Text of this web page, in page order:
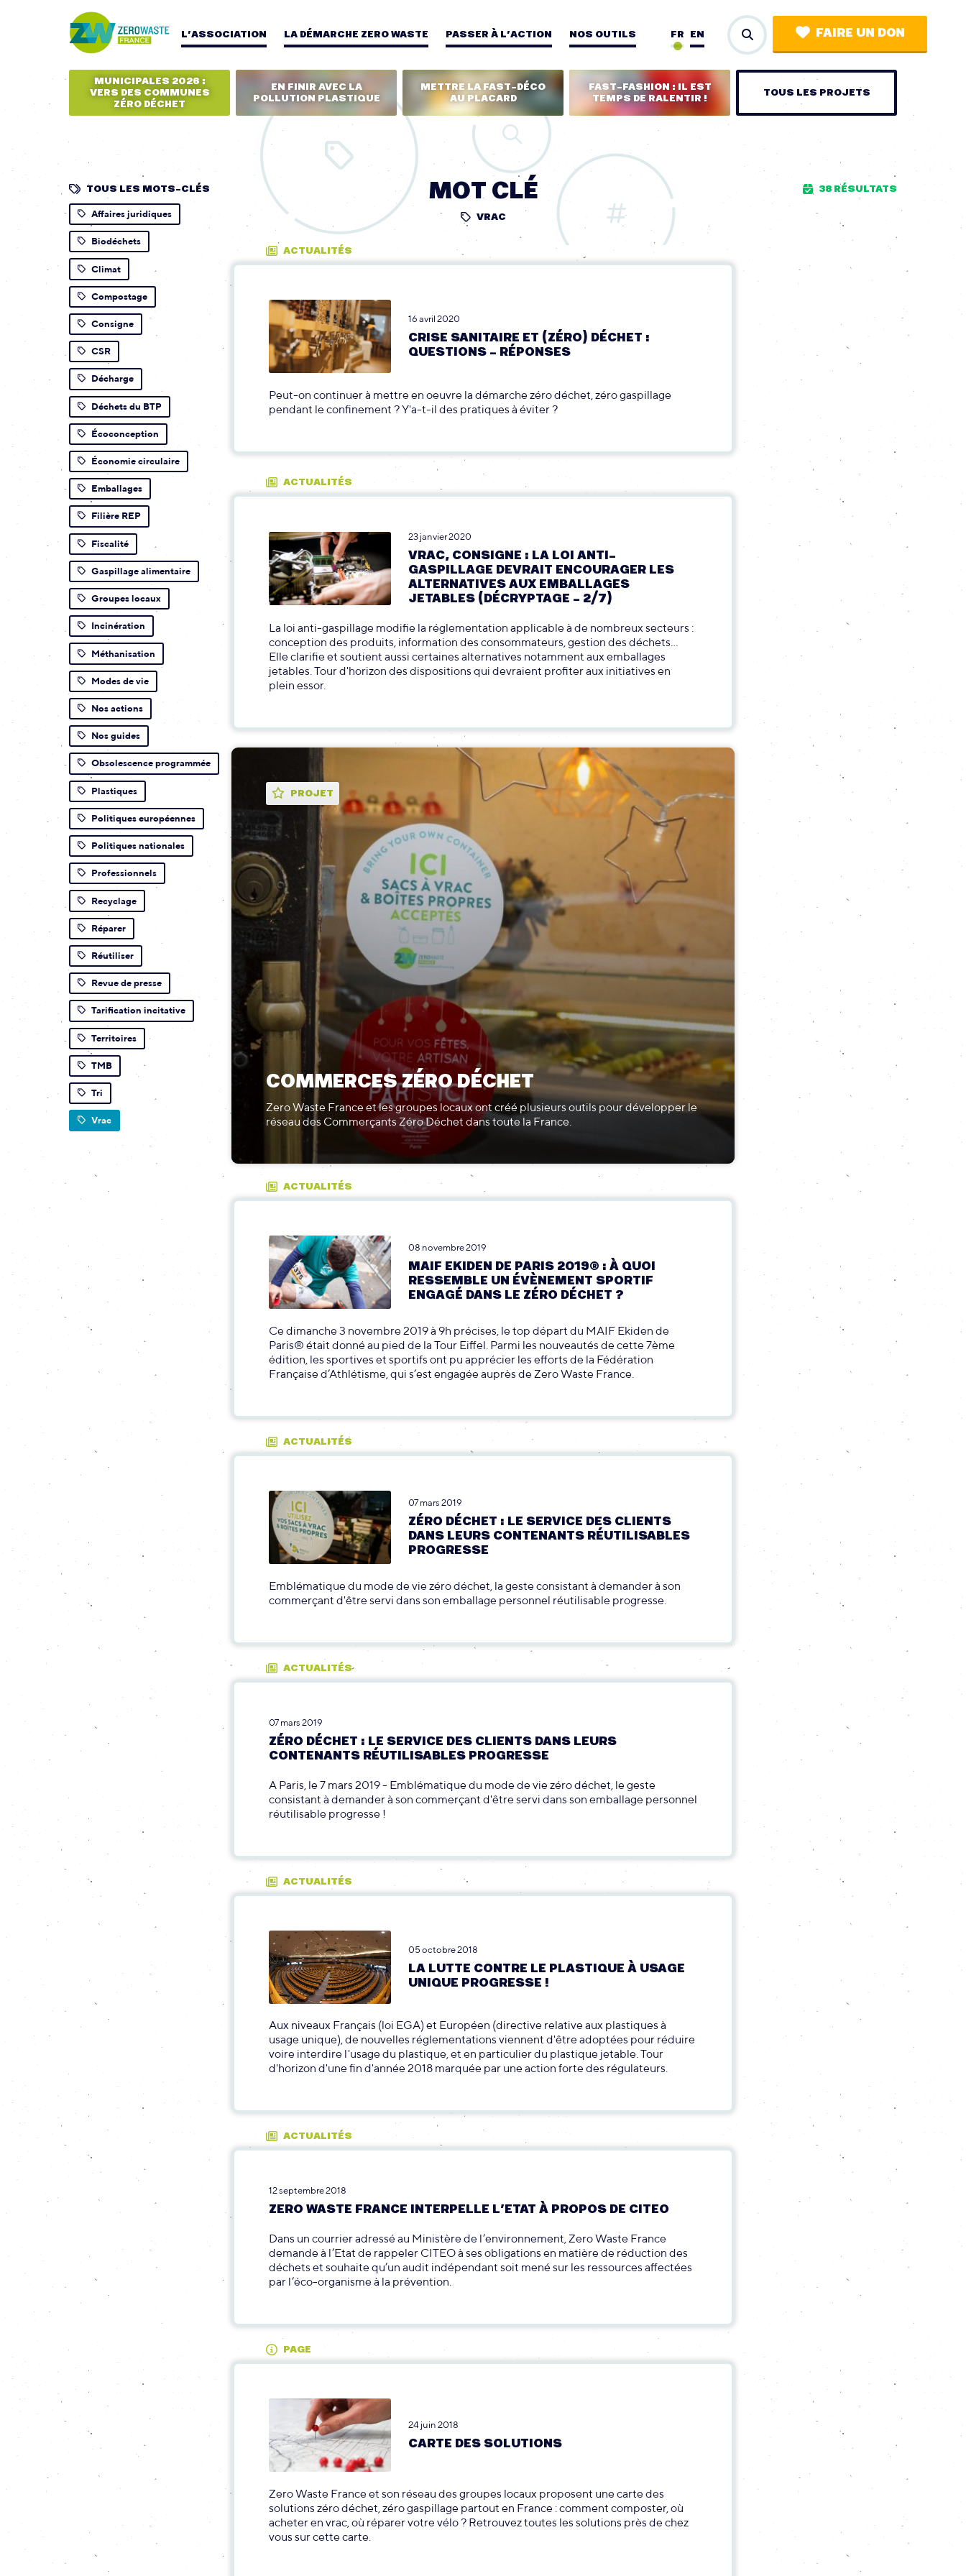
L’ASSOCIATION LA DÉMARCHE ZERO WASTE PASSER À L’ACTION NOS OUTILS EN
FR FAIRE UN DON
MUNICIPALES 2026 :
VERS DES COMMUNES
ZÉRO DÉCHET
EN FINIR AVEC LA
POLLUTION PLASTIQUE
METTRE LA FAST-DÉCO
AU PLACARD
FAST-FASHION : IL EST
TEMPS DE RALENTIR !
TOUS LES PROJETS
TOUS LES MOTS-CLÉS
Affaires juridiques
Biodéchets
Climat
Compostage
Consigne
CSR
Décharge
Déchets du BTP
Écoconception
Économie circulaire
Emballages
Filière REP
Fiscalité
Gaspillage alimentaire
Groupes locaux
Incinération
Méthanisation
Modes de vie
Nos actions
Nos guides
Obsolescence programmée
Plastiques
Politiques européennes
Politiques nationales
Professionnels
Recyclage
Réparer
Réutiliser
Revue de presse
Tarification incitative
Territoires
TMB
Tri
Vrac
MOT CLÉ
VRAC
ACTUALITÉS
16 avril 2020
CRISE SANITAIRE ET (ZÉRO) DÉCHET :
QUESTIONS – RÉPONSES
Peut-on continuer à mettre en oeuvre la démarche zéro déchet, zéro gaspillage
pendant le confinement ? Y'a-t-il des pratiques à éviter ?
ACTUALITÉS
23 janvier 2020
VRAC, CONSIGNE : LA LOI ANTI-
GASPILLAGE DEVRAIT ENCOURAGER LES
ALTERNATIVES AUX EMBALLAGES
JETABLES (DÉCRYPTAGE – 2/7)
La loi anti-gaspillage modifie la réglementation applicable à de nombreux secteurs :
conception des produits, information des consommateurs, gestion des déchets...
Elle clarifie et soutient aussi certaines alternatives notamment aux emballages
jetables. Tour d'horizon des dispositions qui devraient profiter aux initiatives en
plein essor.
PROJET
COMMERCES ZÉRO DÉCHET
Zero Waste France et les groupes locaux ont créé plusieurs outils pour développer le
réseau des Commerçants Zéro Déchet dans toute la France.
ACTUALITÉS
08 novembre 2019
MAIF EKIDEN DE PARIS 2019® : À QUOI
RESSEMBLE UN ÉVÈNEMENT SPORTIF
ENGAGÉ DANS LE ZÉRO DÉCHET ?
Ce dimanche 3 novembre 2019 à 9h précises, le top départ du MAIF Ekiden de
Paris® était donné au pied de la Tour Eiffel. Parmi les nouveautés de cette 7ème
édition, les sportives et sportifs ont pu apprécier les efforts de la Fédération
Française d’Athlétisme, qui s’est engagée auprès de Zero Waste France.
ACTUALITÉS
07 mars 2019
ZÉRO DÉCHET : LE SERVICE DES CLIENTS
DANS LEURS CONTENANTS RÉUTILISABLES
PROGRESSE
Emblématique du mode de vie zéro déchet, la geste consistant à demander à son
commerçant d'être servi dans son emballage personnel réutilisable progresse.
ACTUALITÉS
07 mars 2019
ZÉRO DÉCHET : LE SERVICE DES CLIENTS DANS LEURS
CONTENANTS RÉUTILISABLES PROGRESSE
A Paris, le 7 mars 2019 - Emblématique du mode de vie zéro déchet, le geste
consistant à demander à son commerçant d'être servi dans son emballage personnel
réutilisable progresse !
ACTUALITÉS
05 octobre 2018
LA LUTTE CONTRE LE PLASTIQUE À USAGE
UNIQUE PROGRESSE !
Aux niveaux Français (loi EGA) et Européen (directive relative aux plastiques à
usage unique), de nouvelles réglementations viennent d'être adoptées pour réduire
voire interdire l'usage du plastique, et en particulier du plastique jetable. Tour
d'horizon d'une fin d'année 2018 marquée par une action forte des régulateurs.
ACTUALITÉS
12 septembre 2018
ZERO WASTE FRANCE INTERPELLE L’ETAT À PROPOS DE CITEO
Dans un courrier adressé au Ministère de l’environnement, Zero Waste France
demande à l’Etat de rappeler CITEO à ses obligations en matière de réduction des
déchets et souhaite qu’un audit indépendant soit mené sur les ressources affectées
par l’éco-organisme à la prévention.
PAGE
24 juin 2018
CARTE DES SOLUTIONS
Zero Waste France et son réseau des groupes locaux proposent une carte des
solutions zéro déchet, zéro gaspillage partout en France : comment composter, où
acheter en vrac, où réparer votre vélo ? Retrouvez toutes les solutions près de chez
vous sur cette carte.
38 RÉSULTATS